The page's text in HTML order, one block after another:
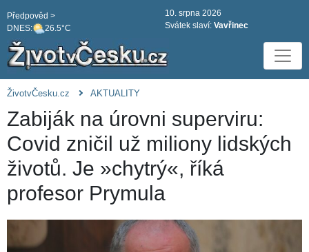
DNES: 26.5°C
Předpověd >
10. srpna 2026
Svátek slaví: Vavřinec
ŽivotvČesku.cz AKTUALITY
Zabiják na úrovni superviru:
Covid zničil už miliony lidských
životů. Je »chytrý«, říká
profesor Prymula